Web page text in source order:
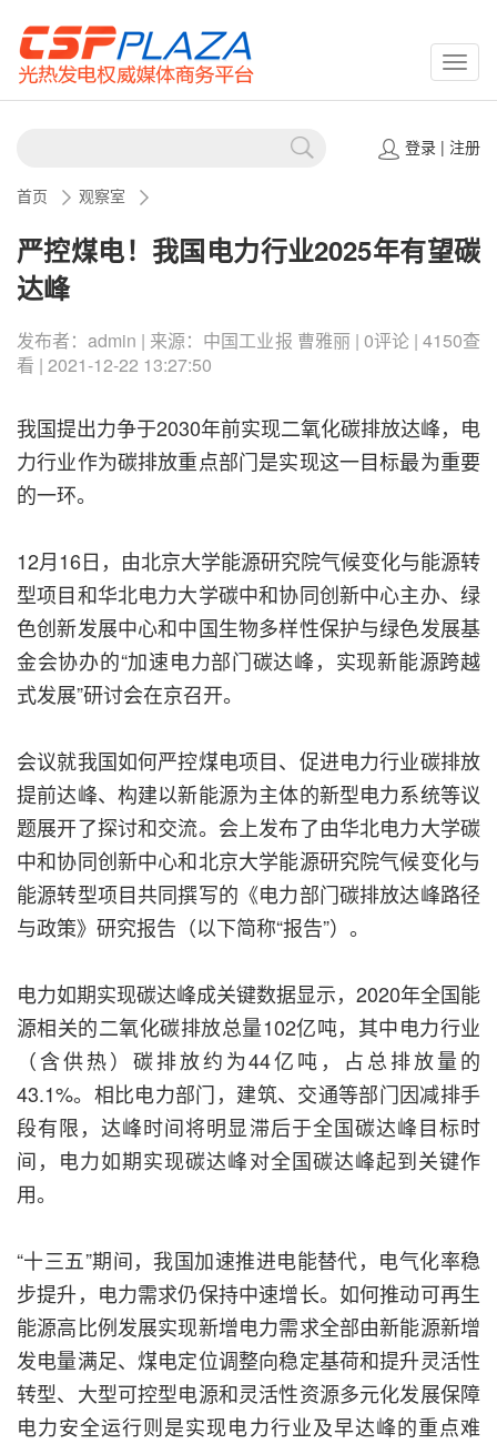
登录| 注册
首页 观察室
严控煤电！我国电力行业2025年有望碳
达峰
发布者：admin | 来源：中国工业报 曹雅丽 | 0评论 | 4150查
看 | 2021-12-22 13:27:50
我国提出力争于2030年前实现二氧化碳排放达峰，电
力行业作为碳排放重点部门是实现这一目标最为重要
的一环。
12月16日，由北京大学能源研究院气候变化与能源转
型项目和华北电力大学碳中和协同创新中心主办、绿
色创新发展中心和中国生物多样性保护与绿色发展基
金会协办的“加速电力部门碳达峰，实现新能源跨越
式发展”研讨会在京召开。
会议就我国如何严控煤电项目、促进电力行业碳排放
提前达峰、构建以新能源为主体的新型电力系统等议
题展开了探讨和交流。会上发布了由华北电力大学碳
中和协同创新中心和北京大学能源研究院气候变化与
能源转型项目共同撰写的《电力部门碳排放达峰路径
与政策》研究报告（以下简称“报告”）。
电力如期实现碳达峰成关键数据显示，2020年全国能
源相关的二氧化碳排放总量102亿吨，其中电力行业
（含供热）碳排放约为44亿吨，占总排放量的
43.1%。相比电力部门，建筑、交通等部门因减排手
段有限，达峰时间将明显滞后于全国碳达峰目标时
间，电力如期实现碳达峰对全国碳达峰起到关键作
用。
“十三五”期间，我国加速推进电能替代，电气化率稳
步提升，电力需求仍保持中速增长。如何推动可再生
能源高比例发展实现新增电力需求全部由新能源新增
发电量满足、煤电定位调整向稳定基荷和提升灵活性
转型、大型可控型电源和灵活性资源多元化发展保障
电力安全运行则是实现电力行业及早达峰的重点难